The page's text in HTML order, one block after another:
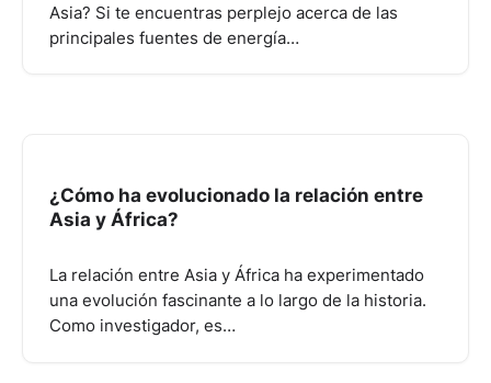
Asia? Si te encuentras perplejo acerca de las
principales fuentes de energía…
¿Cómo ha evolucionado la relación entre
Asia y África?
La relación entre Asia y África ha experimentado
una evolución fascinante a lo largo de la historia.
Como investigador, es…